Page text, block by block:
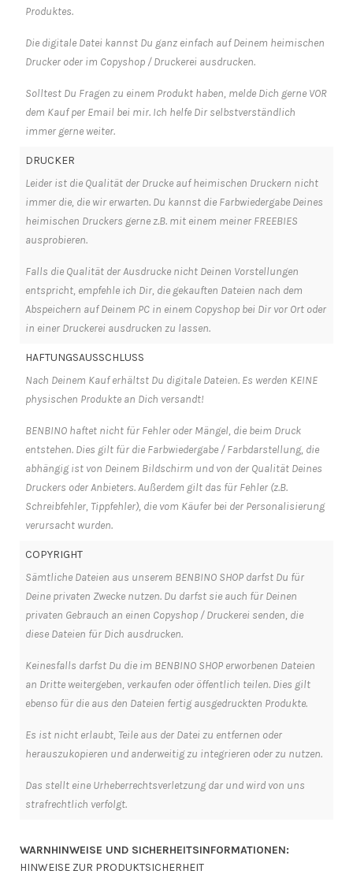
Produktes.
Die digitale Datei kannst Du ganz einfach auf Deinem heimischen
Drucker oder im Copyshop / Druckerei ausdrucken.
Solltest Du Fragen zu einem Produkt haben, melde Dich gerne VOR
dem Kauf per Email bei mir. Ich helfe Dir selbstverständlich
immer gerne weiter.
DRUCKER
Leider ist die Qualität der Drucke auf heimischen Druckern nicht
immer die, die wir erwarten. Du kannst die Farbwiedergabe Deines
heimischen Druckers gerne z.B. mit einem meiner FREEBIES
ausprobieren.
Falls die Qualität der Ausdrucke nicht Deinen Vorstellungen
entspricht, empfehle ich Dir, die gekauften Dateien nach dem
Abspeichern auf Deinem PC in einem Copyshop bei Dir vor Ort oder
in einer Druckerei ausdrucken zu lassen.
HAFTUNGSAUSSCHLUSS
Nach Deinem Kauf erhältst Du digitale Dateien. Es werden KEINE
physischen Produkte an Dich versandt!
BENBINO haftet nicht für Fehler oder Mängel, die beim Druck
entstehen. Dies gilt für die Farbwiedergabe / Farbdarstellung, die
abhängig ist von Deinem Bildschirm und von der Qualität Deines
Druckers oder Anbieters. Außerdem gilt das für Fehler (z.B.
Schreibfehler, Tippfehler), die vom Käufer bei der Personalisierung
verursacht wurden.
COPYRIGHT
Sämtliche Dateien aus unserem BENBINO SHOP darfst Du für
Deine privaten Zwecke nutzen. Du darfst sie auch für Deinen
privaten Gebrauch an einen Copyshop / Druckerei senden, die
diese Dateien für Dich ausdrucken.
Keinesfalls darfst Du die im BENBINO SHOP erworbenen Dateien
an Dritte weitergeben, verkaufen oder öffentlich teilen. Dies gilt
ebenso für die aus den Dateien fertig ausgedruckten Produkte.
Es ist nicht erlaubt, Teile aus der Datei zu entfernen oder
herauszukopieren und anderweitig zu integrieren oder zu nutzen.
Das stellt eine Urheberrechtsverletzung dar und wird von uns
strafrechtlich verfolgt.
WARNHINWEISE UND SICHERHEITSINFORMATIONEN:
HINWEISE ZUR PRODUKTSICHERHEIT